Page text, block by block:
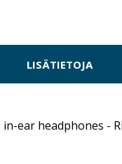
LISÄTIETOJA
in-ear headphones -